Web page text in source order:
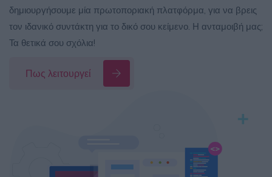
δημιουργήσουμε μία πρωτοποριακή πλατφόρμα, για να βρεις
τον ιδανικό συντάκτη για το δικό σου κείμενο. Η ανταμοιβή μας;
Τα θετικά σου σχόλια!
Πως λειτουργεί